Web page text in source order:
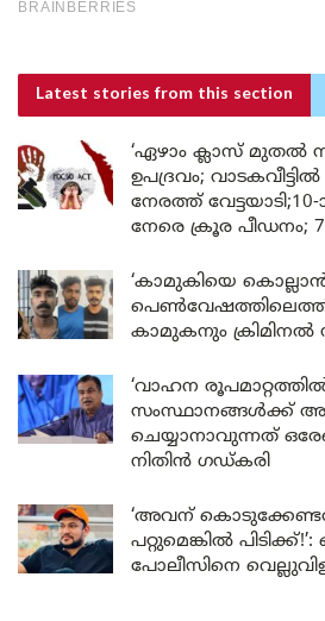
Latest stories from this section
‘ഏഴാം ക്ലാസ് മുതൽ
ഉപദ്രവം;
നേരത്ത്
നേരെ ക്രൂര പീഡനം;
‘കാമുകിയെ
കാമുകനും
‘വാഹന
സംസ്ഥാനങ്ങൾക്ക്
ചെയ്യാനാവുന്നത്
നിതിൻ ഗഡ്കരി
‘അവന്
പറ്റുമെങ്കിൽ പിടിക്ക്!’:
പോലീസിനെ